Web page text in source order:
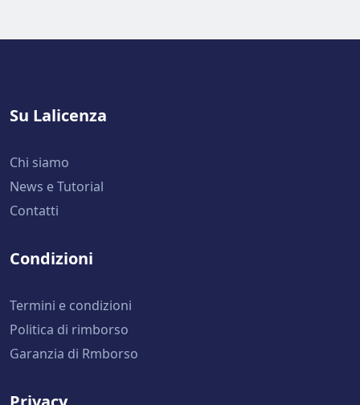
Su Lalicenza
Chi siamo
News e Tutorial
Contatti
Condizioni
Termini e condizioni
Politica di rimborso
Garanzia di Rmborso